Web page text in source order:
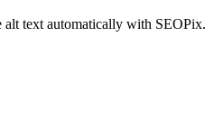
alt text automatically with SEOPix.